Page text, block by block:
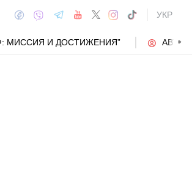
УКР
МИССИЯ И ДОСТИЖЕНИЯ”